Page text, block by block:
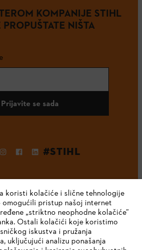
KOMPANIJE STIHL
PROPUŠTATE NIŠTA
Prijavite se sada
#STIHL
koristi kolačiće i slične tehnologije
omogućili pristup našoj internet
„striktno neophodne kolačiće”
Ostali kolačići koje koristimo
iskustva i pružanja
uključujući analizu ponašanja